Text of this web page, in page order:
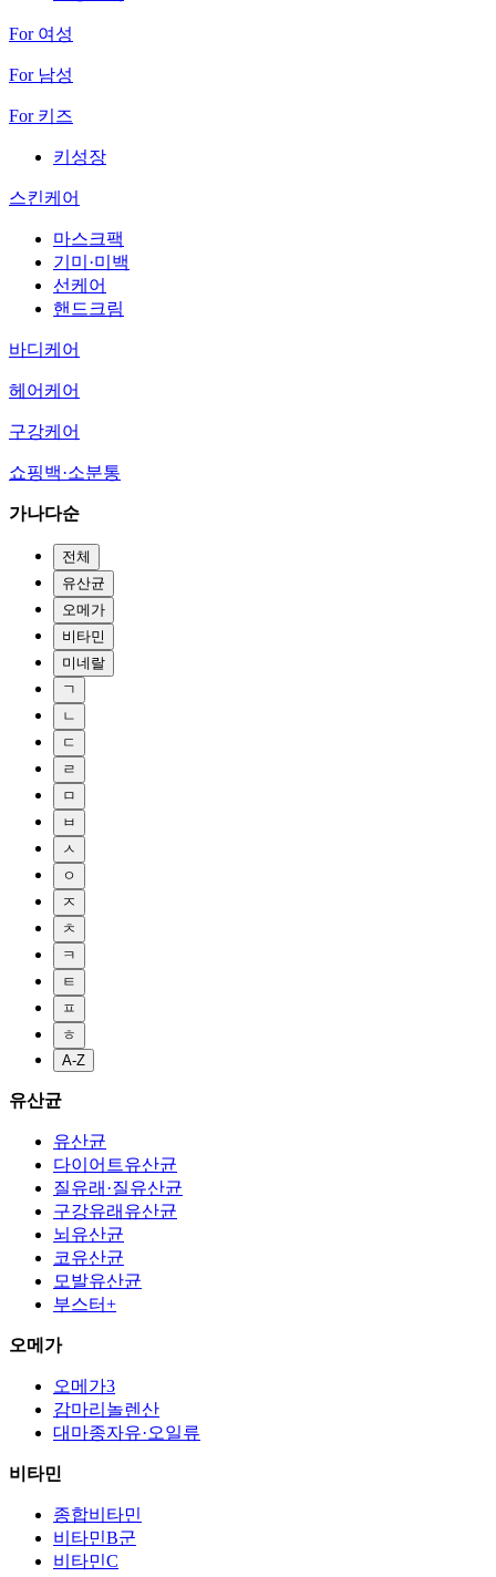
For 여성
For 남성
For 키즈
키성장
스킨케어
마스크팩
기미·미백
선케어
핸드크림
바디케어
헤어케어
구강케어
쇼핑백·소분통
가나다순
전체
유산균
오메가
비타민
미네랄
ㄱ
ㄴ
ㄷ
ㄹ
ㅁ
ㅂ
ㅅ
ㅇ
ㅈ
ㅊ
ㅋ
ㅌ
ㅍ
ㅎ
A-Z
유산균
유산균
다이어트유산균
질유래·질유산균
구강유래유산균
뇌유산균
코유산균
모발유산균
부스터+
오메가
오메가3
감마리놀렌산
대마종자유·오일류
비타민
종합비타민
비타민B군
비타민C